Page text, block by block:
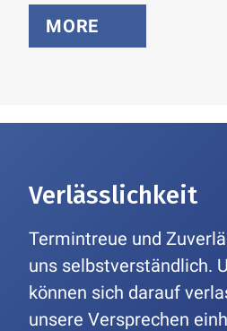
MORE
Verlässlichkeit
Termintreue und
uns selbstverständlich.
können sich darauf
unsere Versprechen